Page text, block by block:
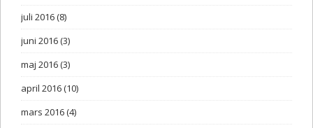
juli 2016(8)
juni 2016(3)
maj 2016(3)
april 2016(10)
mars 2016(4)